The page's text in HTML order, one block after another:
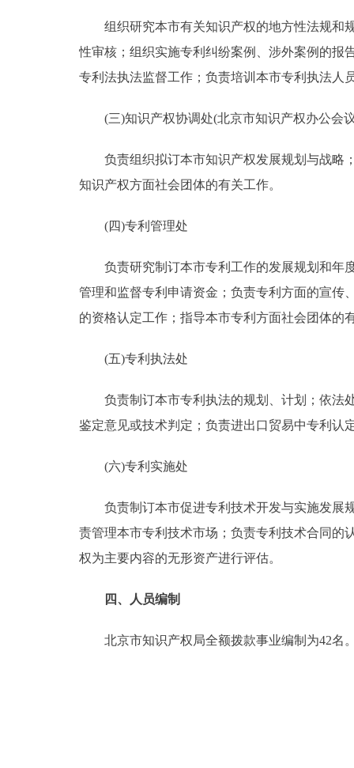
组织研究本市有关知识产权的地方性法规和规
性审核；组织实施专利纠纷案例、涉外案例的报
专利法执法监督工作；负责培训本市专利执法人
(三)知识产权协调处(北京市知识产权办公会
负责组织拟订本市知识产权发展规划与战略；
知识产权方面社会团体的有关工作。
(四)专利管理处
负责研究制订本市专利工作的发展规划和年度
管理和监督专利申请资金；负责专利方面的宣传
的资格认定工作；指导本市专利方面社会团体的
(五)专利执法处
负责制订本市专利执法的规划、计划；依法处
鉴定意见或技术判定；负责进出口贸易中专利认
(六)专利实施处
负责制订本市促进专利技术开发与实施发展规
责管理本市专利技术市场；负责专利技术合同的
权为主要内容的无形资产进行评估。
四、人员编制
北京市知识产权局全额拨款事业编制为42名。